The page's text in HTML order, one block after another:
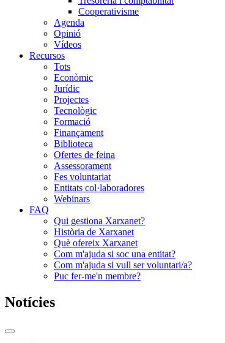
Cooperativisme
Agenda
Opinió
Vídeos
Recursos
Tots
Econòmic
Jurídic
Projectes
Tecnològic
Formació
Finançament
Biblioteca
Ofertes de feina
Assessorament
Fes voluntariat
Entitats col·laboradores
Webinars
FAQ
Qui gestiona Xarxanet?
Història de Xarxanet
Què ofereix Xarxanet
Com m'ajuda si soc una entitat?
Com m'ajuda si vull ser voluntari/a?
Puc fer-me'n membre?
Notícies
Commutador